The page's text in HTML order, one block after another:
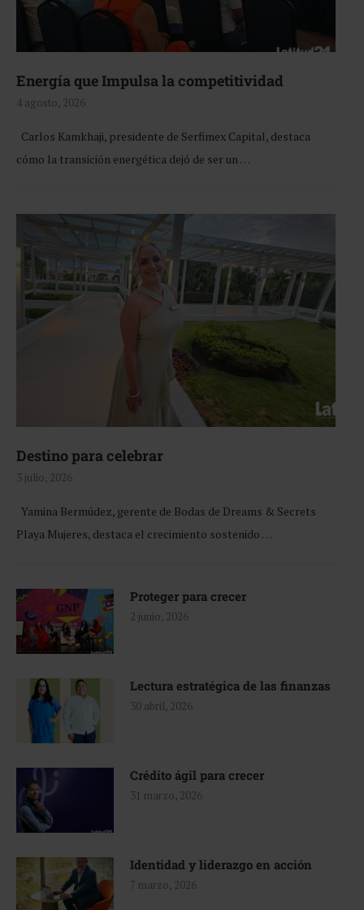
Energía que Impulsa la competitividad
4 agosto, 2026
Carlos Kamkhaji, presidente de Serfimex Capital, destaca
cómo la transición energética dejó de ser un …
Destino para celebrar
3 julio, 2026
Yamina Bermúdez, gerente de Bodas de Dreams & Secrets
Playa Mujeres, destaca el crecimiento sostenido …
Proteger para crecer
2 junio, 2026
Lectura estratégica de las finanzas
30 abril, 2026
Crédito ágil para crecer
31 marzo, 2026
Identidad y liderazgo en acción
7 marzo, 2026